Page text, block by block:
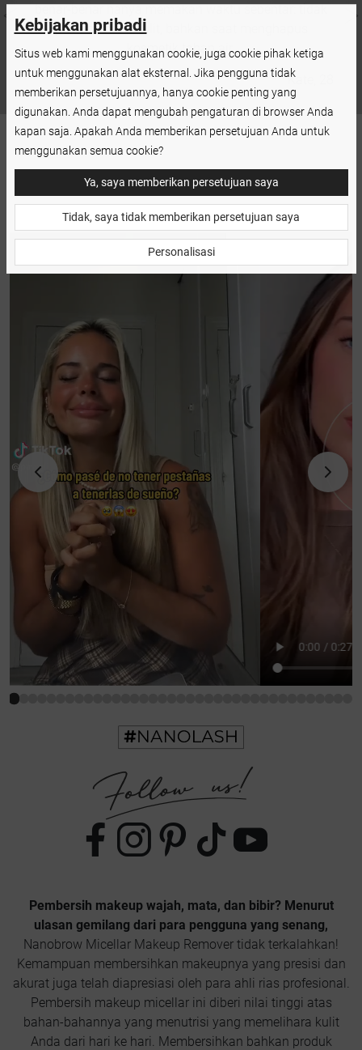
benar-benar hanya memakan waktu sebentar: tidak
perlu menarik kulit, bahkan saat menghapus
kosmetik tahan air.
Kate, 28
Pembersih makeup wajah, mata, dan bibir? Menurut
ulasan gemilang dari para pengguna yang senang,
Nanobrow Micellar Makeup Remover tidak terkalahkan!
Kemampuan membersihkan makeupnya yang presisi dan
akurat juga telah diapresiasi oleh para ahli rias profesional.
Pembersih makeup micellar ini diberi nilai tinggi atas
bahan-bahannya yang menutrisi yang memelihara kulit
Anda dari hari ke hari. Membersihkan bahkan produk
Kebijakan pribadi
Situs web kami menggunakan cookie, juga cookie pihak ketiga
untuk menggunakan alat eksternal. Jika pengguna tidak
memberikan persetujuannya, hanya cookie penting yang
digunakan. Anda dapat mengubah pengaturan di browser Anda
kapan saja. Apakah Anda memberikan persetujuan Anda untuk
menggunakan semua cookie?
Ya, saya memberikan persetujuan saya
Tidak, saya tidak memberikan persetujuan saya
Personalisasi